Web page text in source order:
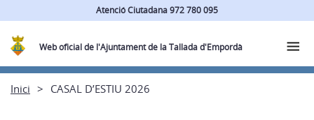
Atenció Ciutadana 972 780 095
Web oficial de l'Ajuntament de la Tallada d'Empordà
Inici CASAL D’ESTIU 2026